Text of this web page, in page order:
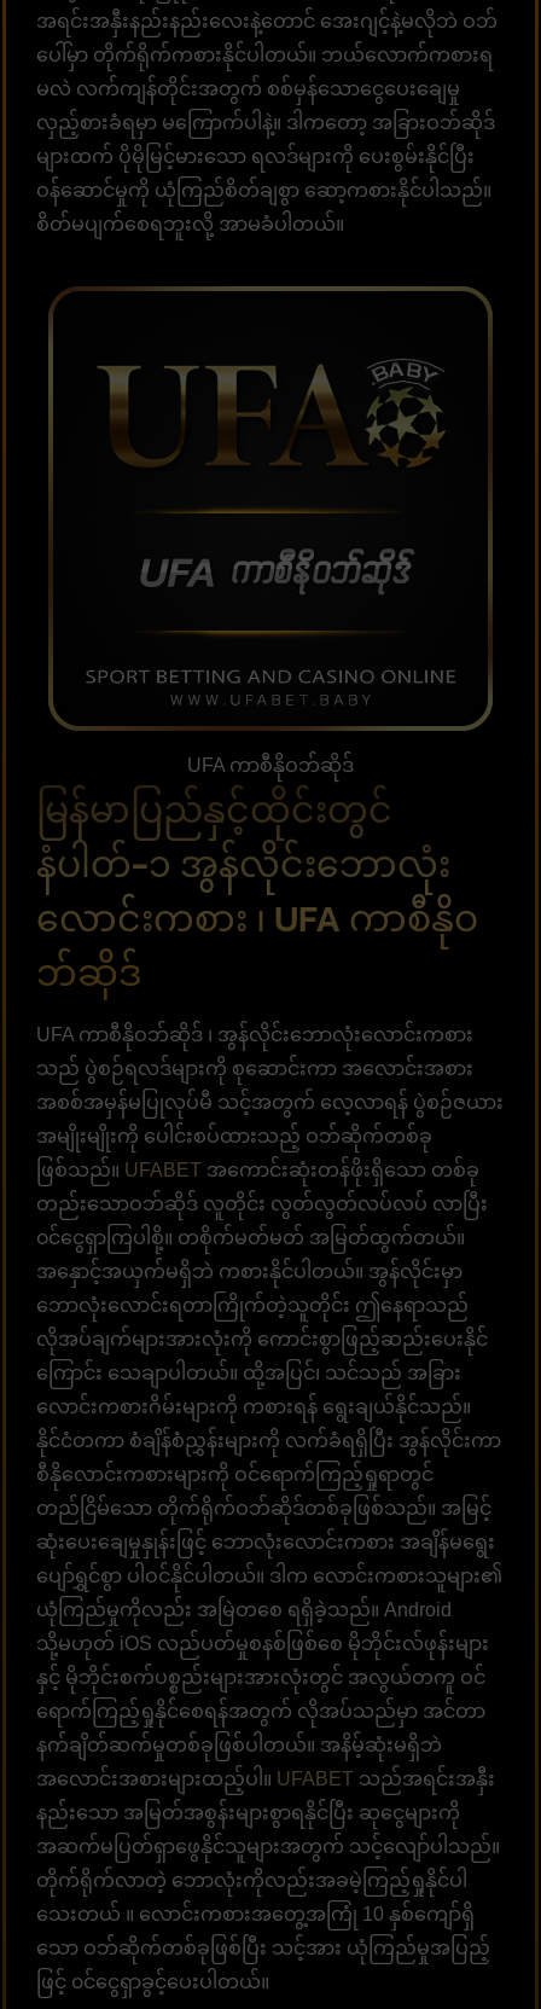
အရင်းအနှီးနည်းနည်းလေးနဲ့တောင် အေးဂျင့်နဲ့မလိုဘဲ ဝဘ်
ပေါ်မှာ တိုက်ရိုက်ကစားနိုင်ပါတယ်။ ဘယ်လောက်ကစားရ
မလဲ လက်ကျန်တိုင်းအတွက် စစ်မှန်သောငွေပေးချေမှု
လှည့်စားခံရမှာ မကြောက်ပါနဲ့။ ဒါကတော့ အခြားဝဘ်ဆိုဒ်
များထက် ပိုမိုမြင့်မားသော ရလဒ်များကို ပေးစွမ်းနိုင်ပြီး
ဝန်ဆောင်မှုကို ယုံကြည်စိတ်ချစွာ ဆော့ကစားနိုင်ပါသည်။
စိတ်မပျက်စေရဘူးလို့ အာမခံပါတယ်။
UFA ကာစီနိုဝဘ်ဆိုဒ်
မြန်မာပြည်နှင့်ထိုင်းတွင်
နံပါတ်-၁ အွန်လိုင်းဘောလုံး
လောင်းကစား ၊ UFA ကာစီနိုဝ
ဘ်ဆိုဒ်
UFA ကာစီနိုဝဘ်ဆိုဒ် ၊ အွန်လိုင်းဘောလုံးလောင်းကစား
သည် ပွဲစဉ်ရလဒ်များကို စုဆောင်းကာ အလောင်းအစား
အစစ်အမှန်မပြုလုပ်မီ သင့်အတွက် လေ့လာရန် ပွဲစဉ်ဇယား
အမျိုးမျိုးကို ပေါင်းစပ်ထားသည့် ဝဘ်ဆိုက်တစ်ခု
ဖြစ်သည်။ UFABET အကောင်းဆုံးတန်ဖိုးရှိသော တစ်ခု
တည်းသောဝဘ်ဆိုဒ် လူတိုင်း လွတ်လွတ်လပ်လပ် လာပြီး
၀င်ငွေရှာကြပါစို့။ တစိုက်မတ်မတ် အမြတ်ထွက်တယ်။
အနှောင့်အယှက်မရှိဘဲ ကစားနိုင်ပါတယ်။ အွန်လိုင်းမှာ
ဘောလုံးလောင်းရတာကြိုက်တဲ့သူတိုင်း ဤနေရာသည်
လိုအပ်ချက်များအားလုံးကို ကောင်းစွာဖြည့်ဆည်းပေးနိုင်
ကြောင်း သေချာပါတယ်။ ထို့အပြင်၊ သင်သည် အခြား
လောင်းကစားဂိမ်းများကို ကစားရန် ရွေးချယ်နိုင်သည်။
နိုင်ငံတကာ စံချိန်စံညွှန်းများကို လက်ခံရရှိပြီး အွန်လိုင်းကာ
စီနိုလောင်းကစားများကို ဝင်ရောက်ကြည့်ရှုရာတွင်
တည်ငြိမ်သော တိုက်ရိုက်ဝဘ်ဆိုဒ်တစ်ခုဖြစ်သည်။ အမြင့်
ဆုံးပေးချေမှုနှုန်းဖြင့် ဘောလုံးလောင်းကစား အချိန်မရွေး
ပျော်ရွှင်စွာ ပါဝင်နိုင်ပါတယ်။ ဒါက လောင်းကစားသူများ၏
ယုံကြည်မှုကိုလည်း အမြဲတစေ ရရှိခဲ့သည်။ Android
သို့မဟုတ် iOS လည်ပတ်မှုစနစ်ဖြစ်စေ မိုဘိုင်းလ်ဖုန်းများ
နှင့် မိုဘိုင်းစက်ပစ္စည်းများအားလုံးတွင် အလွယ်တကူ ဝင်
ရောက်ကြည့်ရှုနိုင်စေရန်အတွက် လိုအပ်သည်မှာ အင်တာ
နက်ချိတ်ဆက်မှုတစ်ခုဖြစ်ပါတယ်။ အနိမ့်ဆုံးမရှိဘဲ
အလောင်းအစားများထည့်ပါ။ UFABET သည်အရင်းအနှီး
နည်းသော အမြတ်အစွန်းများစွာရနိုင်ပြီး ဆုငွေများကို
အဆက်မပြတ်ရှာဖွေနိုင်သူများအတွက် သင့်လျော်ပါသည်။
တိုက်ရိုက်လာတဲ့ ဘောလုံးကိုလည်းအခမဲ့ကြည့်ရှုနိုင်ပါ
သေးတယ် ။ လောင်းကစားအတွေ့အကြုံ 10 နှစ်ကျော်ရှိ
သော ဝဘ်ဆိုက်တစ်ခုဖြစ်ပြီး သင့်အား ယုံကြည်မှုအပြည့်
ဖြင့် ၀င်ငွေရှာခွင့်ပေးပါတယ်။